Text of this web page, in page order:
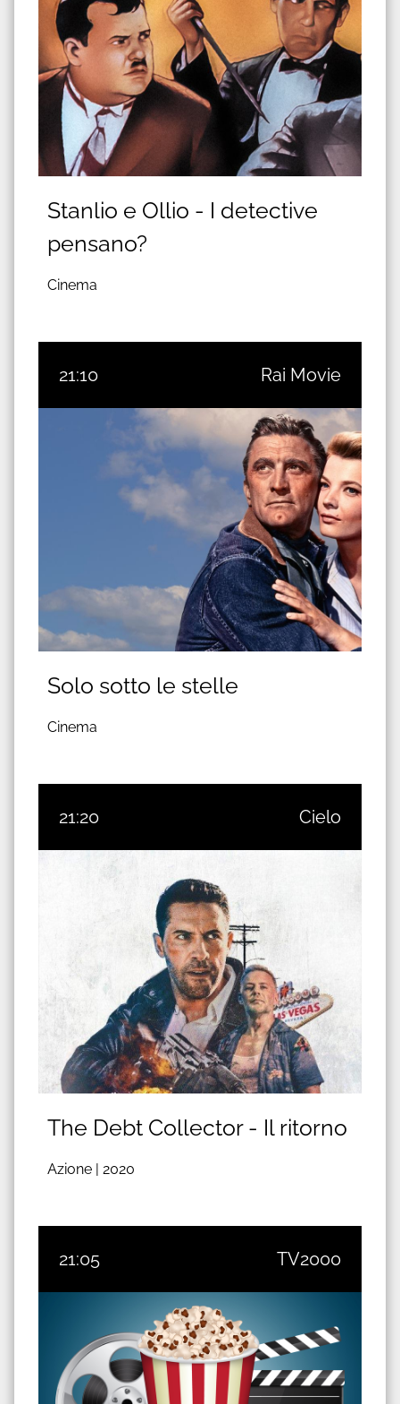
Stanlio e Ollio - I detective
pensano?
Cinema
21:10 Rai Movie
Solo sotto le stelle
Cinema
21:20 Cielo
The Debt Collector - Il ritorno
Azione | 2020
21:05 TV2000